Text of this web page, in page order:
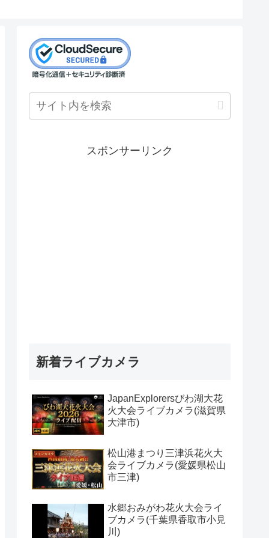
スポンサーリンク
新着ライブカメラ
JapanExplorersびわ湖大花
火大会ライブカメラ(滋賀県
大津市)
松山港まつり三津浜花火大
会ライブカメラ(愛媛県松山
市三津)
水郷おみがわ花火大会ライ
ブカメラ(千葉県香取市小見
川)